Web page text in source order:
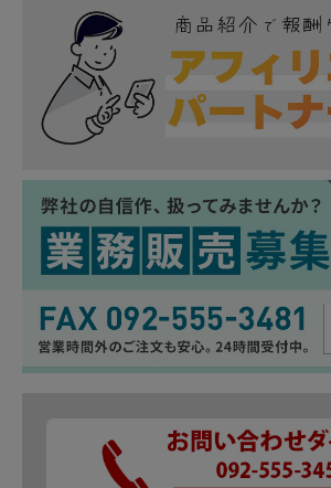
ご注意
お取り付けは、自己責任にて、
て下さい。お客 様責任による
は受付できません。
本製品を使用した事による直
に生じた事故、損害、 破損に
は当方では負えませんのでご
出荷前に的確な商品確認を行
りますが、 見た目、使用に支
は交換などの対応は行っており